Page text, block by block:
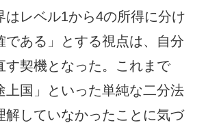
はレベル1から4の所得に分け
である」とする視点は、自分
す契機となった。これまで
上国」といった単純な二分法
解していなかったことに気づ